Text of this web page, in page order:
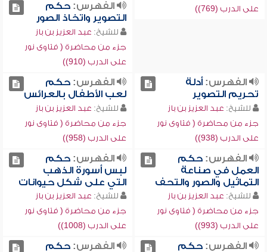
على الدرب (769))
الفهرس:حكم
التصوير واتخاذ الصور
للشيخ: عبد العزيز بن باز
جزء من محاضرة ( فتاوى نور
على الدرب (910))
الفهرس:أدلة
تحريم التصوير
للشيخ: عبد العزيز بن باز
جزء من محاضرة ( فتاوى نور
على الدرب (938))
الفهرس:حكم
لعب الأطفال بالعرائس
للشيخ: عبد العزيز بن باز
جزء من محاضرة ( فتاوى نور
على الدرب (958))
الفهرس:حكم
العمل في صناعة
التماثيل والصور والتحف
للشيخ: عبد العزيز بن باز
جزء من محاضرة ( فتاوى نور
على الدرب (993))
الفهرس:حكم
لبس أسورة الذهب
التي على شكل حيوانات
للشيخ: عبد العزيز بن باز
جزء من محاضرة ( فتاوى نور
على الدرب (1008))
الفهرس:حكم
الفهرس:حكم